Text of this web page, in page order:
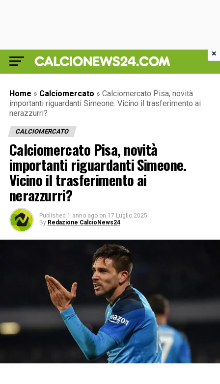
Home » Calciomercato » Calciomercato Pisa, novità
importanti riguardanti Simeone. Vicino il trasferimento ai
nerazzurri?
CALCIOMERCATO
Calciomercato Pisa, novità
importanti riguardanti Simeone.
Vicino il trasferimento ai
nerazzurri?
Published 1 anno ago on 17 Luglio 2025
By Redazione CalcioNews24
×